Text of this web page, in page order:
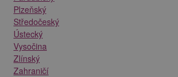
Plzeňský
Středočeský
Ústecký
Vysočina
Zlínský
Zahraničí